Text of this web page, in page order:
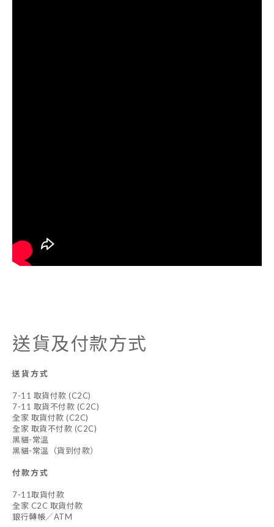
送貨及付款方式
送貨方式
7-11 取貨付款 (C2C)
7-11 取貨不付款 (C2C)
全家 取貨付款 (C2C)
全家 取貨不付款 (C2C)
黑貓-常溫
黑貓-常溫（貨到付款）
付款方式
7-11取貨付款
全家 C2C 取貨付款
銀行轉帳／ATM